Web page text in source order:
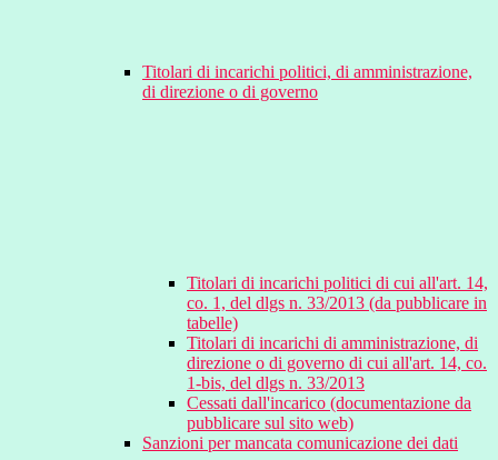
Titolari di incarichi politici, di amministrazione,
di direzione o di governo
Titolari di incarichi politici di cui all'art. 14,
co. 1, del dlgs n. 33/2013 (da pubblicare in
tabelle)
Titolari di incarichi di amministrazione, di
direzione o di governo di cui all'art. 14, co.
1-bis, del dlgs n. 33/2013
Cessati dall'incarico (documentazione da
pubblicare sul sito web)
Sanzioni per mancata comunicazione dei dati